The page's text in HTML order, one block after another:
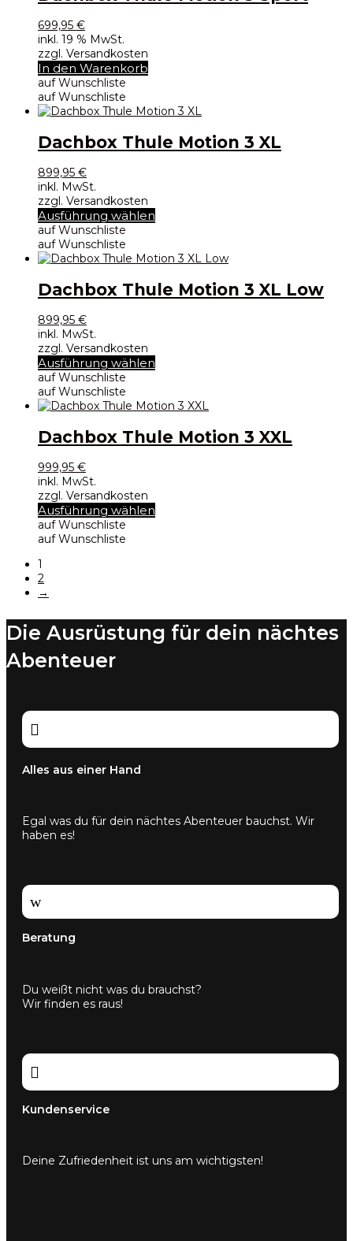
699,95 €
inkl. 19 % MwSt.
zzgl. Versandkosten
In den Warenkorb
auf Wunschliste
auf Wunschliste
Dachbox Thule Motion 3 XL
899,95 €
inkl. MwSt.
zzgl. Versandkosten
Ausführung wählen
mehrere
auf.
Die
der
Produktseite
werden
auf Wunschliste
auf Wunschliste
Dachbox Thule Motion 3 XL Low
899,95 €
inkl. MwSt.
zzgl. Versandkosten
Ausführung wählen
mehrere
auf.
Die
der
Produktseite
auf Wunschliste
auf Wunschliste
Dachbox Thule Motion 3 XXL
999,95 €
inkl. MwSt.
zzgl. Versandkosten
Ausführung wählen
können
auf
auf Wunschliste
auf Wunschliste
1
2
→
Die Ausrüstung für dein nächtes
Abenteuer

Alles aus einer Hand
Egal was du für dein nächtes Abenteuer bauchst. Wir
haben es!
w
Beratung
Du weißt nicht was du brauchst?
Wir finden es raus!

Kundenservice
Deine Zufriedenheit ist uns am wichtigsten!